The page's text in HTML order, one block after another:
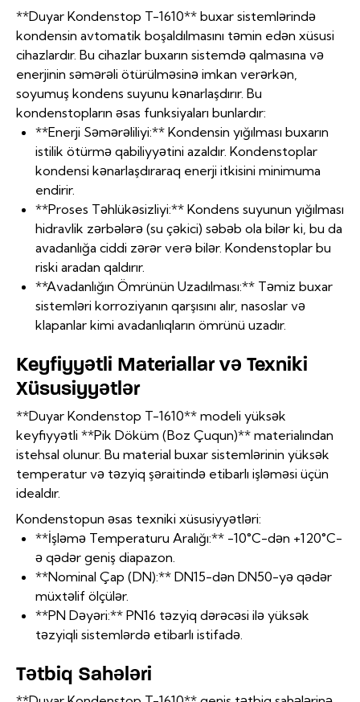
**Duyar Kondenstop T-1610** buxar sistemlərində
kondensin avtomatik boşaldılmasını təmin edən xüsusi
cihazlardır. Bu cihazlar buxarın sistemdə qalmasına və
enerjinin səmərəli ötürülməsinə imkan verərkən,
soyumuş kondens suyunu kənarlaşdırır. Bu
kondenstopların əsas funksiyaları bunlardır:
**Enerji Səmərəliliyi:** Kondensin yığılması buxarın
istilik ötürmə qabiliyyətini azaldır. Kondenstoplar
kondensi kənarlaşdıraraq enerji itkisini minimuma
endirir.
**Proses Təhlükəsizliyi:** Kondens suyunun yığılması
hidravlik zərbələrə (su çəkici) səbəb ola bilər ki, bu da
avadanlığa ciddi zərər verə bilər. Kondenstoplar bu
riski aradan qaldırır.
**Avadanlığın Ömrünün Uzadılması:** Təmiz buxar
sistemləri korroziyanın qarşısını alır, nasoslar və
klapanlar kimi avadanlıqların ömrünü uzadır.
Keyfiyyətli Materiallar və Texniki
Xüsusiyyətlər
**Duyar Kondenstop T-1610** modeli yüksək
keyfiyyətli **Pik Döküm (Boz Çuqun)** materialından
istehsal olunur. Bu material buxar sistemlərinin yüksək
temperatur və təzyiq şəraitində etibarlı işləməsi üçün
idealdır.
Kondenstopun əsas texniki xüsusiyyətləri:
**İşləmə Temperaturu Aralığı:** -10°C-dən +120°C-
ə qədər geniş diapazon.
**Nominal Çap (DN):** DN15-dən DN50-yə qədər
müxtəlif ölçülər.
**PN Dəyəri:** PN16 təzyiq dərəcəsi ilə yüksək
təzyiqli sistemlərdə etibarlı istifadə.
Tətbiq Sahələri